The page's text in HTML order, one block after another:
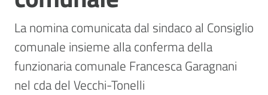
Vivere
Modena
La nomina comunicata dal sindaco al Consiglio
comunale insieme alla conferma della
funzionaria comunale Francesca Garagnani
nel cda del Vecchi-Tonelli